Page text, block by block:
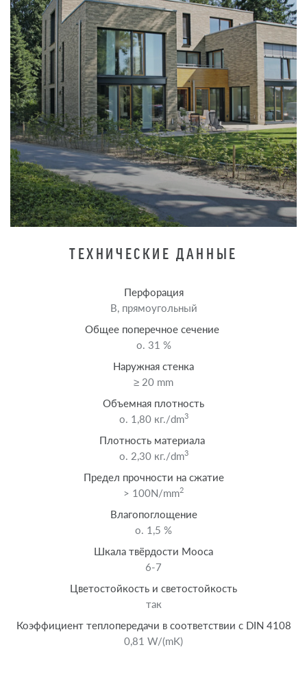
ТЕХНИЧЕСКИЕ ДАННЫЕ
Перфорация
B, прямоугольный
Общее поперечное сечение
o. 31 %
Наружная стенка
≥ 20 mm
Объемная плотность
o. 1,80 кг./dm3
Плотность материала
o. 2,30 кг./dm3
Предел прочности на сжатие
> 100N/mm2
Влагопоглощение
o. 1,5 %
Шкала твёрдости Мооса
6-7
Цветостойкость и светостойкость
так
Коэффициент теплопередачи в соответствии с DIN 4108
0,81 W/(mK)